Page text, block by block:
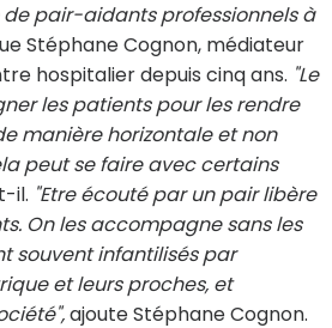
de pair-aidants professionnels à
Stéphane Cognon, médiateur
hospitalier depuis cinq ans. "Le
les patients pour les rendre
manière horizontale et non
peut se faire avec certains
il. "Etre écouté par un pair libère
On les accompagne sans les
souvent infantilisés par
et leurs proches, et
ajoute Stéphane Cognon.